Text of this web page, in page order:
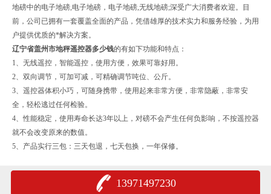
地磅中的电子地磅,电子地磅，电子地磅,无线地磅;深受广大消费者欢迎。目
前，公司已拥有一套覆盖全面的产品，凭借雄厚的技术实力和服务经验，为用
户提供优质的*解决方案。
辽宁省盖州市地秤遥控器多少钱的有如下功能和特点：
1、无线遥控，智能遥控，使用方便，效果可靠好用。
2、双向调节，可加可减，可精确调节吨位、公斤。
3、遥控器体积小巧，可随身携带，使用起来非常方便，非常隐蔽，非常安
全，轻松逃过任何检验。
4、性能稳定，使用寿命长达3年以上，对磅不会产生任何负影响，不按遥控器
就不会改变原来的数值。
5、产品实行三包：三天包退，七天包换，一年保修。
13971497230